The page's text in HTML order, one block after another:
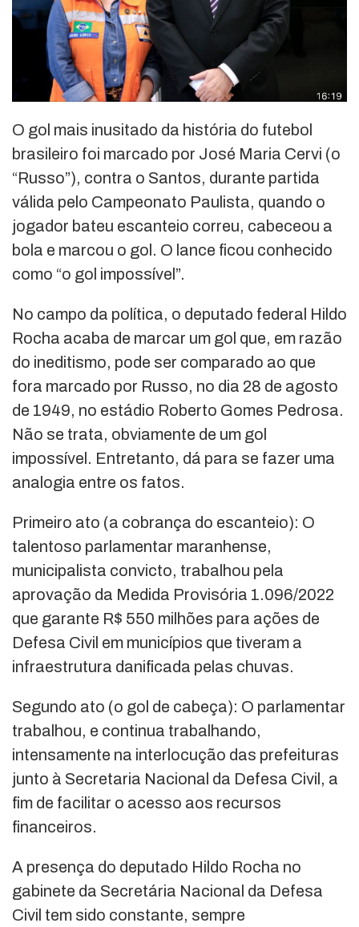
O gol mais inusitado da história do futebol
brasileiro foi marcado por José Maria Cervi (o
“Russo”), contra o Santos, durante partida
válida pelo Campeonato Paulista, quando o
jogador bateu escanteio correu, cabeceou a
bola e marcou o gol. O lance ficou conhecido
como “o gol impossível”.
No campo da política, o deputado federal Hildo
Rocha acaba de marcar um gol que, em razão
do ineditismo, pode ser comparado ao que
fora marcado por Russo, no dia 28 de agosto
de 1949, no estádio Roberto Gomes Pedrosa.
Não se trata, obviamente de um gol
impossível. Entretanto, dá para se fazer uma
analogia entre os fatos.
Primeiro ato (a cobrança do escanteio): O
talentoso parlamentar maranhense,
municipalista convicto, trabalhou pela
aprovação da Medida Provisória 1.096/2022
que garante R$ 550 milhões para ações de
Defesa Civil em municípios que tiveram a
infraestrutura danificada pelas chuvas.
Segundo ato (o gol de cabeça): O parlamentar
trabalhou, e continua trabalhando,
intensamente na interlocução das prefeituras
junto à Secretaria Nacional da Defesa Civil, a
fim de facilitar o acesso aos recursos
financeiros.
A presença do deputado Hildo Rocha no
gabinete da Secretária Nacional da Defesa
Civil tem sido constante, sempre